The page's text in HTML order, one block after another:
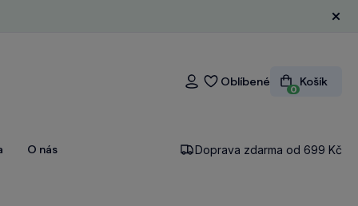
Přihlášení
Oblíbené
0
Košík
O nás Doprava zdarma od 699 Kč